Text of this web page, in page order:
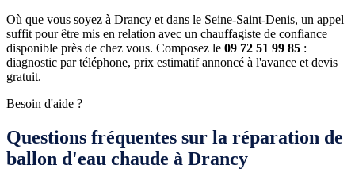
Où que vous soyez à Drancy et dans le Seine-Saint-Denis, un appel
suffit pour être mis en relation avec un chauffagiste de confiance
disponible près de chez vous. Composez le 09 72 51 99 85 :
diagnostic par téléphone, prix estimatif annoncé à l'avance et devis
gratuit.
Besoin d'aide ?
Questions fréquentes sur la réparation de
ballon d'eau chaude à Drancy